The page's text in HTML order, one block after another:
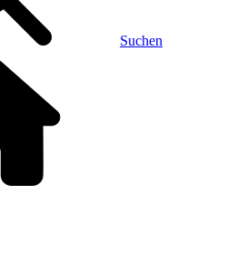
Suchen